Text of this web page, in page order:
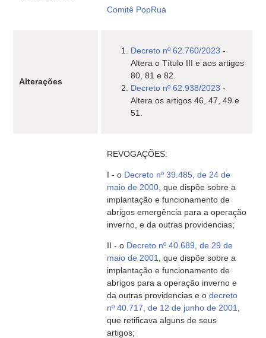
Comitê PopRua
Alterações
Decreto nº 62.760/2023 -
Altera o Título III e aos artigos
80, 81 e 82.
Decreto nº 62.938/2023 -
Altera os artigos 46, 47, 49 e
51.
REVOGAÇÕES:
I - o Decreto nº 39.485, de 24 de
maio de 2000 , que dispõe sobre a
implantação e funcionamento de
abrigos emergência para a operação
inverno, e da outras providencias;
II - o Decreto nº 40.689, de 29 de
maio de 2001
, que dispõe sobre a
implantação e funcionamento de
abrigos para a operação inverno e
da outras providencias e odecreto
nº 40.717, de 12 de junho de 2001
que retificava alguns de seus
artigos;